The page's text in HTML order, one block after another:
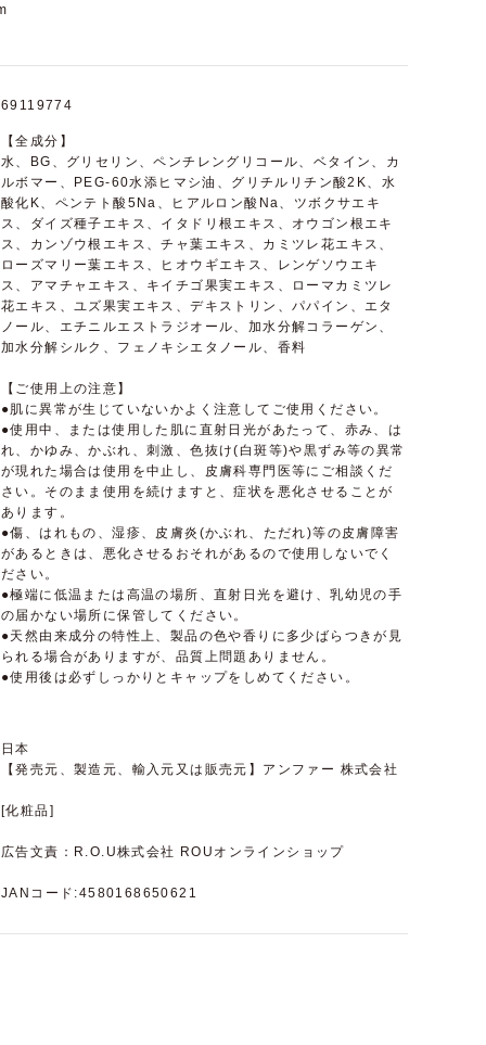
69119774
【全成分】
水、BG、グリセリン、ペンチレングリコール、ベタイン、カ
ルボマー、PEG-60水添ヒマシ油、グリチルリチン酸2K、水
酸化K、ペンテト酸5Na、ヒアルロン酸Na、ツボクサエキ
ス、ダイズ種子エキス、イタドリ根エキス、オウゴン根エキ
ス、カンゾウ根エキス、チャ葉エキス、カミツレ花エキス、
ローズマリー葉エキス、ヒオウギエキス、レンゲソウエキ
ス、アマチャエキス、キイチゴ果実エキス、ローマカミツレ
花エキス、ユズ果実エキス、デキストリン、パパイン、エタ
ノール、エチニルエストラジオール、加水分解コラーゲン、
加水分解シルク、フェノキシエタノール、香料
【ご使用上の注意】
●肌に異常が生じていないかよく注意してご使用ください。
●使用中、または使用した肌に直射日光があたって、赤み、は
れ、かゆみ、かぶれ、刺激、色抜け(白斑等)や黒ずみ等の異常
が現れた場合は使用を中止し、皮膚科専門医等にご相談くだ
さい。そのまま使用を続けますと、症状を悪化させることが
あります。
●傷、はれもの、湿疹、皮膚炎(かぶれ、ただれ)等の皮膚障害
があるときは、悪化させるおそれがあるので使用しないでく
ださい。
●極端に低温または高温の場所、直射日光を避け、乳幼児の手
の届かない場所に保管してください。
●天然由来成分の特性上、製品の色や香りに多少ばらつきが見
られる場合がありますが、品質上問題ありません。
●使用後は必ずしっかりとキャップをしめてください。
日本
【発売元、製造元、輸入元又は販売元】アンファー 株式会社
[化粧品]
広告文責：R.O.U株式会社 ROUオンラインショップ
JANコード:4580168650621